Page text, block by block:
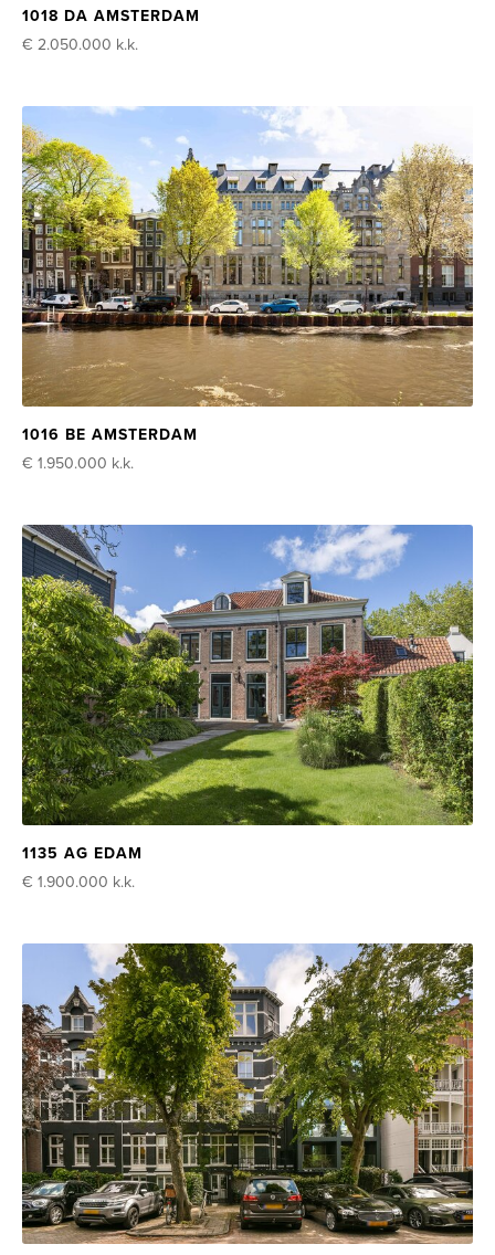
1018 DA AMSTERDAM
€ 2.050.000 k.k.
1016 BE AMSTERDAM
€ 1.950.000 k.k.
1135 AG EDAM
€ 1.900.000 k.k.